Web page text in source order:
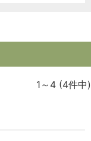
1～4 (4件中)